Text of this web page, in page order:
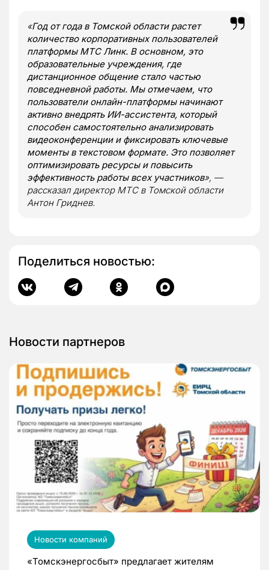
«Год от года в Томской области растет
количество корпоративных пользователей
платформы МТС Линк. В основном, это
образовательные учреждения, где
дистанционное общение стало частью
повседневной работы. Мы отмечаем, что
пользователи онлайн-платформы начинают
активно внедрять ИИ-ассистента, который
способен самостоятельно анализировать
видеоконференции и фиксировать ключевые
моменты в текстовом формате. Это позволяет
оптимизировать ресурсы и повысить
эффективность работы всех участников», —
рассказал директор МТС в Томской области
Антон Гриднев.
Поделиться новостью:
Новости партнеров
Новости компаний
«Томскэнергосбыт» предлагает жителям